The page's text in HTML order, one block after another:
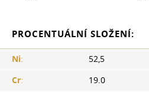
PROCENTUÁLNÍ SLOŽENÍ:
Ni:
52,5
Cr:
19.0